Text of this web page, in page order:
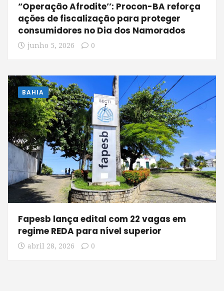
“Operação Afrodite’’: Procon-BA reforça
ações de fiscalização para proteger
consumidores no Dia dos Namorados
junho 5, 2026 0
BAHIA
Fapesb lança edital com 22 vagas em
regime REDA para nível superior
abril 28, 2026 0